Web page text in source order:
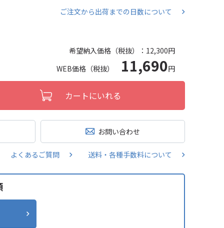
ご注文から出荷までの日数について
希望納入価格（税抜）： 12,300円
WEB価格（税抜） 11,690円
カートにいれる
お問い合わせ
よくあるご質問 送料・各種手数料について